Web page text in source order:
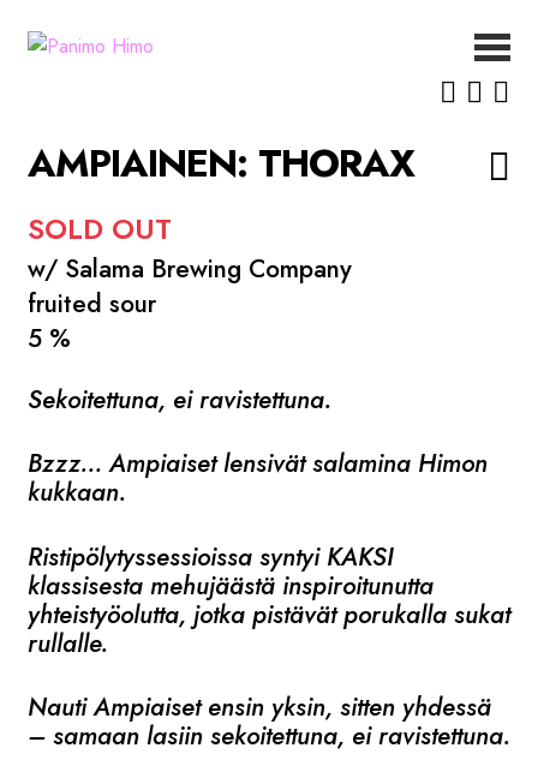
Siirry
Siirry
OLUET
MEISTÄ
YHTEYSTIEDOT
AMPIAINEN: THORAX
SOLD OUT
w/ Salama Brewing Company
fruited sour
5 %
Sekoitettuna, ei ravistettuna.
Bzzz… Ampiaiset lensivät salamina Himon
kukkaan.
Ristipölytyssessioissa syntyi KAKSI
klassisesta mehujäästä inspiroitunutta
yhteistyöolutta, jotka pistävät porukalla sukat
rullalle.
Nauti Ampiaiset ensin yksin, sitten yhdessä
– samaan lasiin sekoitettuna, ei ravistettuna.